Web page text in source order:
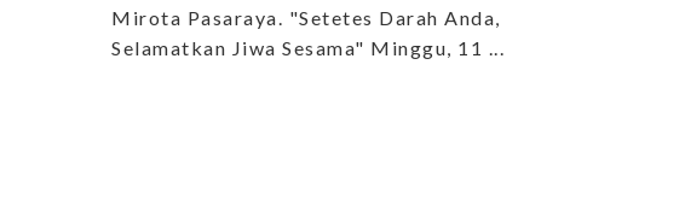
Mirota Pasaraya. "Setetes Darah Anda,
Selamatkan Jiwa Sesama" Minggu, 11 ...